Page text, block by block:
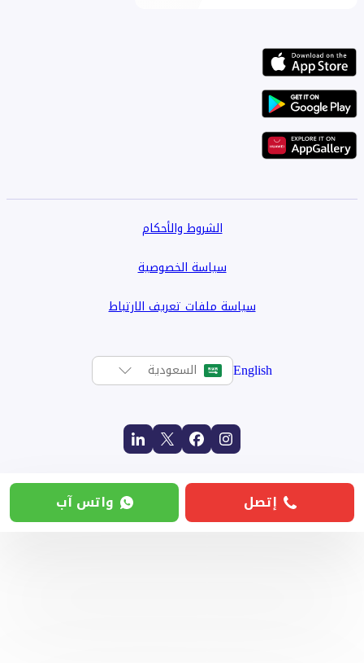
الشروط والأحكام
سياسة الخصوصية
سياسة ملفات تعريف الارتباط
English السعودية
إتصل واتس آب